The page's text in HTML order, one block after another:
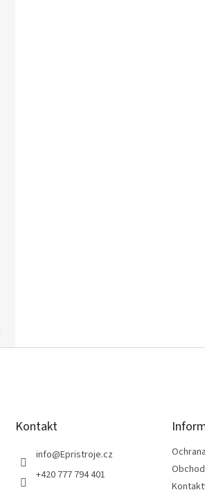
Kontakt
info@Epristroje.cz
+420 777 794 401